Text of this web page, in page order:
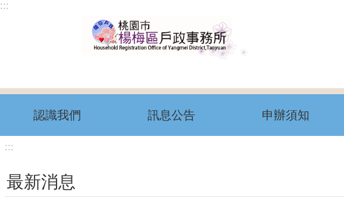
跳到主要內容區塊
:::
認識我們 訊息公告 申辦須知
:::
最新消息